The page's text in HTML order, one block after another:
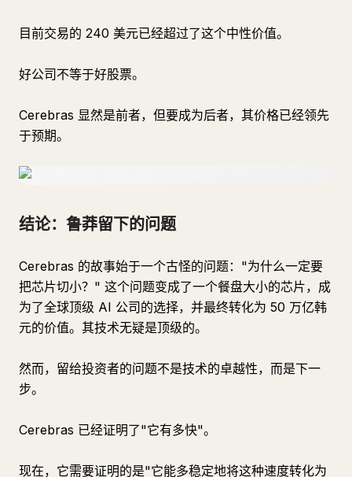
目前交易的 240 美元已经超过了这个中性价值。
好公司不等于好股票。
Cerebras 显然是前者，但要成为后者，其价格已经领先
于预期。
结论：鲁莽留下的问题
Cerebras 的故事始于一个古怪的问题："为什么一定要
把芯片切小？" 这个问题变成了一个餐盘大小的芯片，成
为了全球顶级 AI 公司的选择，并最终转化为 50 万亿韩
元的价值。其技术无疑是顶级的。
然而，留给投资者的问题不是技术的卓越性，而是下一
步。
Cerebras 已经证明了"它有多快"。
现在，它需要证明的是"它能多稳定地将这种速度转化为